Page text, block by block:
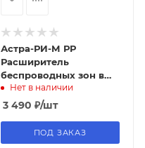
Астра-РИ-М РР
Расширитель
беспроводных зон в
составе систем с
центральным ППКОП
(Астра-712 Pro,
Астра-8945 Pro)
Нет в наличии
3 490 ₽/шт
ПОД ЗАКАЗ